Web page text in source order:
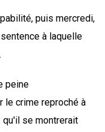
puis mercredi,
à laquelle
peine
le crime reproché à
qu'il se montrerait